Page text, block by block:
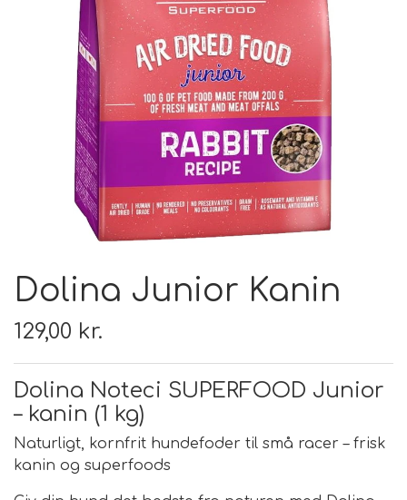
TIL BILEN
FODER & FODER
TILSKUD
Dolina Junior Kanin
129,00 kr.
Dolina Noteci SUPERFOOD Junior
– kanin (1 kg)
Naturligt, kornfrit hundefoder til små racer – frisk
kanin og superfoods